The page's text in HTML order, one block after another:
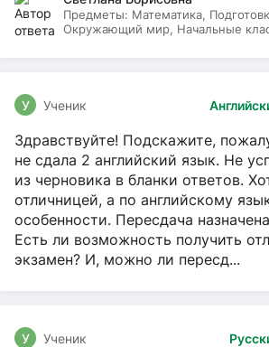
Предметы: Математика,
Окружающий мир, Начальные
У Ученик
Здравствуйте! Подскажите,
не сдала 2 английский язык. Не
из черновика в бланки ответов.
отличницей, а по английскому
особенности. Пересдача
Есть ли возможность получить
экзамен? И, можно ли пересд...
У Ученик